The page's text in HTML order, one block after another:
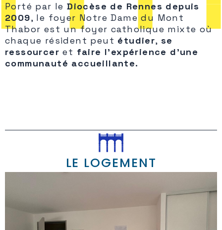
Porté par leDiocèse de Rennes depuis
2009, le foyer Notre Dame du Mont
Thabor est un foyer catholique mixte où
chaque résident peut étudier,se
ressourcer et faire l’expérience d’une
communauté accueillante.
LE LOGEMENT